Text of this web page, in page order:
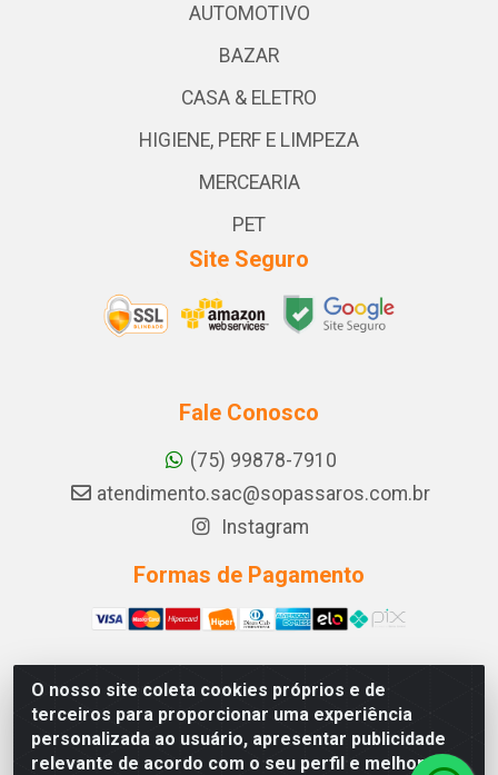
O nosso site coleta cookies próprios e de
terceiros para proporcionar uma experiência
personalizada ao usuário, apresentar publicidade
relevante de acordo com o seu perfil e melhorar a
AUTOMOTIVO
BAZAR
CASA & ELETRO
HIGIENE, PERF E LIMPEZA
MERCEARIA
PET
Site Seguro
Fale Conosco
(75) 99878-7910
atendimento.sac@sopassaros.com.br
Instagram
Formas de Pagamento
A PINA DOS SANTOS DELEZZOTTE LTDA - RODOVIA BA
233, 27 - ZONA RURAL, ITABERABA/BA - CEP 46.880-
000 - CNPJ 30.578.948/0001-90